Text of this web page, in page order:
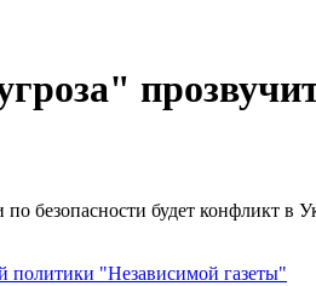
безопасности будет конфликт в
политики "Независимой газеты"